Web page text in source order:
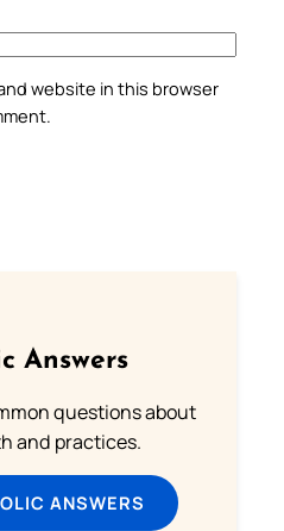
website in this browser
Answers
questions about
and practices.
ANSWERS